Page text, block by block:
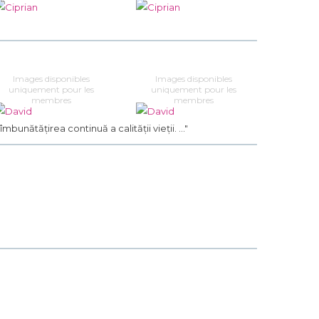
Images disponibles
uniquement pour les
membres
Images disponibles
uniquement pour les
membres
continuă a calității vieții. ..."